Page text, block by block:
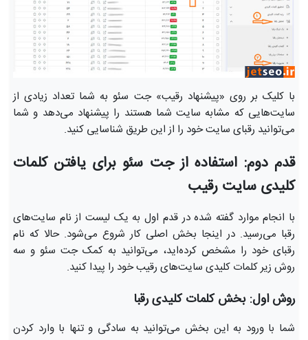
با کلیک بر روی «پیشنهاد رقیب» جت سئو به شما تعداد زیادی از
سایت‌هایی که مشابه سایت شما هستند را پیشنهاد می‌دهد و شما
می‌توانید رقبای سایت خود را از این طریق شناسایی کنید.
قدم دوم: استفاده از جت سئو برای یافتن کلمات
کلیدی سایت رقیب
با انجام موارد گفته شده در قدم اول به یک لیست از نام سایت‌های
رقبا می‌رسید. در اینجا بخش اصلی کار شروع می‌شود. حالا که نام
رقبای خود را مشخص کرده‌اید، می‌توانید به کمک جت سئو و سه
روش زیر کلمات کلیدی سایت‌های رقیب خود را پیدا کنید.
روش اول: بخش کلمات کلیدی رقبا
شما با ورود به این بخش می‌توانید به سادگی و تنها با وارد کردن